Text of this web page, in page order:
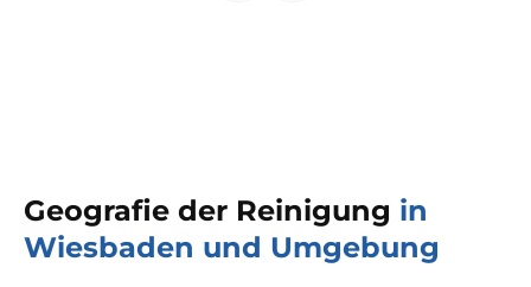
Geografie der Reinigung in
Wiesbaden und Umgebung